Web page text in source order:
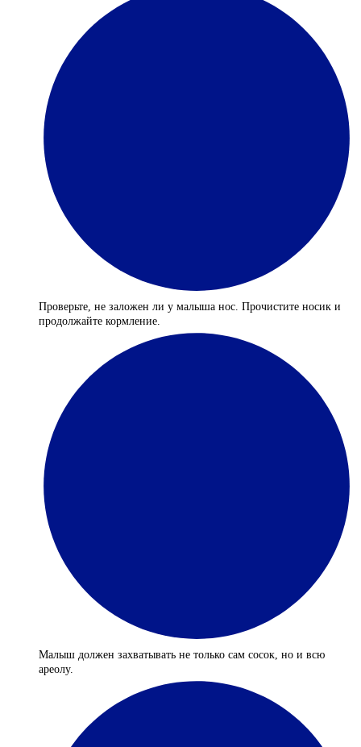
Проверьте, не заложен ли у малыша нос. Прочистите носик и
продолжайте кормление.
Малыш должен захватывать не только сам сосок, но и всю
ареолу.